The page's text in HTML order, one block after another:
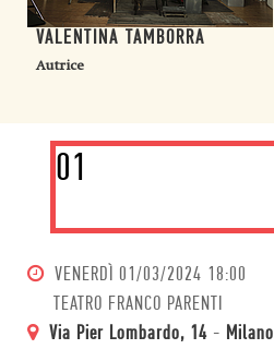
VALENTINA TAMBORRA
Autrice
01
VENERDÌ 01/03/2024 18:00
TEATRO FRANCO PARENTI
Via Pier Lombardo, 14 - Milano